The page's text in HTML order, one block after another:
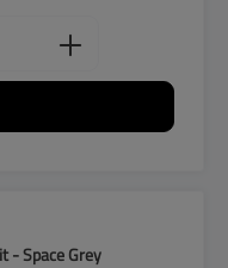
Gib den
- Space Grey